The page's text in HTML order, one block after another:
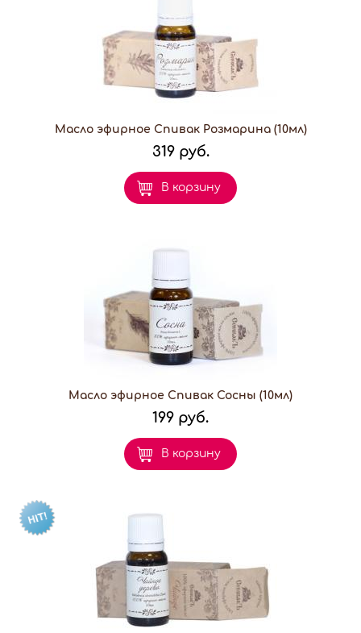
Масло эфирное Спивак Розмарина (10мл)
319 руб.
В корзину
Масло эфирное Спивак Сосны (10мл)
199 руб.
В корзину